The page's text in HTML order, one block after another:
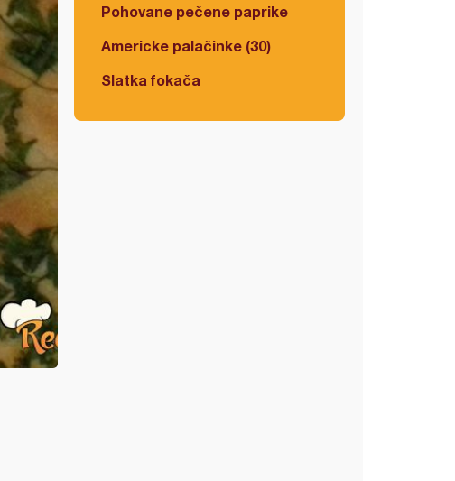
Pohovane pečene paprike
Americke palačinke (30)
Slatka fokača